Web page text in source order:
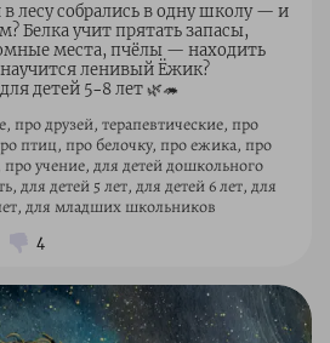
в лесу собрались в одну школу — и
Белка учит прятать запасы,
места, пчёлы — находить
ленивый Ёжик?
детей 5–8 лет 🌿🦔
про друзей, терапевтические, про
птиц, про белочку, про ежика, про
учение, для детей дошкольного
для детей 5 лет, для детей 6 лет, для
для младших школьников
4